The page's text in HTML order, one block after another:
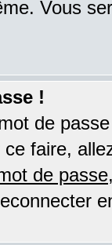
Vous
!
de
faire,
de passe